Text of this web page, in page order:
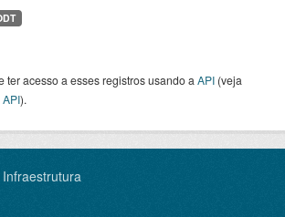
ter acesso a esses registros usando a API (veja
).